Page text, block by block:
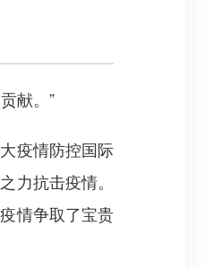
献。”
疫情防控国际
力抗击疫情。
情争取了宝贵